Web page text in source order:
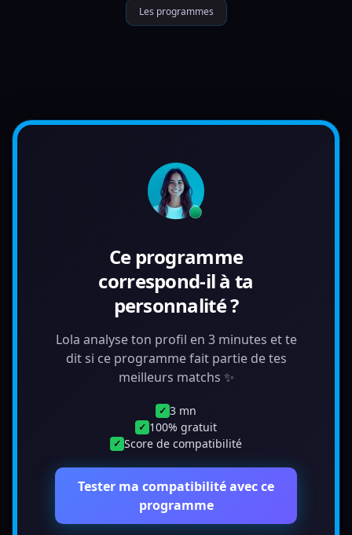
Les programmes
Ce programme
correspond-il à ta
personnalité ?
Lola analyse ton profil en 3 minutes et te
dit si ce programme fait partie de tes
meilleurs matchs ✨
✓ 3 mn
✓ 100% gratuit
✓ Score de compatibilité
Tester ma compatibilité avec ce
programme